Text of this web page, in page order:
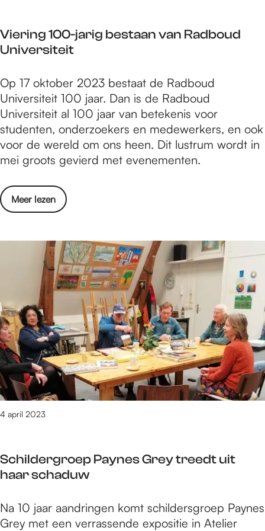
s
t
a
t
!
s
t
v
a
l
v
a
n
t
a
Viering 100-jarig bestaan van Radboud
Universiteit
V
i
e
r
i
n
1
0
g
b
e
s
t
a
a
n
a
n
R
d
Op 17 oktober 2023 bestaat de Radboud
Universiteit 100 jaar. Dan is de Radboud
Universiteit al 100 jaar van betekenis voor
studenten, onderzoekers en medewerkers, en ook
voor de wereld om ons heen. Dit lustrum wordt in
mei groots gevierd met evenementen.
Meer lezen
o
v
r
i
n
g
1
0
0
-
r
i
b
e
Schildergroep Paynes Grey treedt uit
haar schaduw
4 april 2023
S
c
Na 10 jaar aandringen komt schildersgroep Paynes
Grey met een verrassende expositie in Atelier